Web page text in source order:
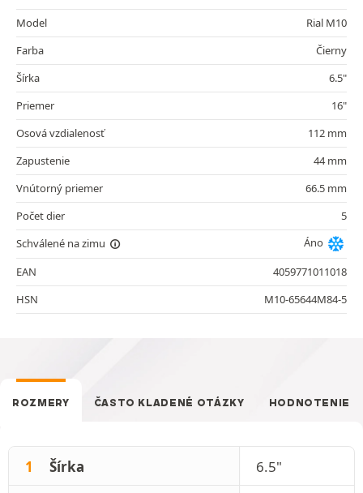
Model
Rial M10
Farba
Čierny
Šírka
6.5"
Priemer
16"
Osová vzdialenosť
112 mm
Zapustenie
44 mm
Vnútorný priemer
66.5 mm
Počet dier
5
Schválené na zimu
Áno
EAN
4059771011018
HSN
M10-65644M84-5
ROZMERY ČASTO KLADENÉ OTÁZKY HODNOTENIE
1 Šírka 6.5"